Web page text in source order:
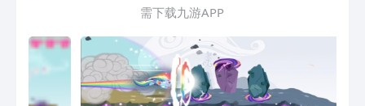
运用跳跃、飞翔和滑动躲避障碍、洞穴和
泥坑！ 将你的小马变身史诗级彩虹能量
形态！
需 下 载 九 游 A P P